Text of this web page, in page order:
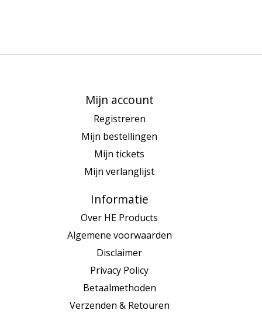
Mijn account
Registreren
Mijn bestellingen
Mijn tickets
Mijn verlanglijst
Informatie
Over HE Products
Algemene voorwaarden
Disclaimer
Privacy Policy
Betaalmethoden
Verzenden & Retouren